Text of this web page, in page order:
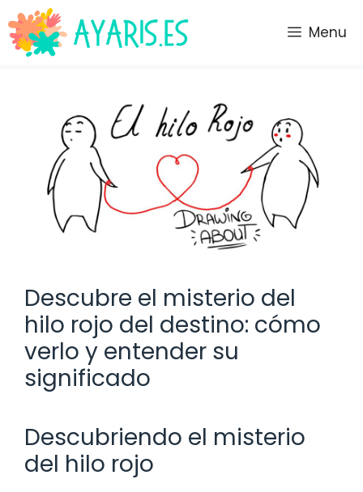
Saltar
al
contenido
Menu
Descubre el misterio del
hilo rojo del destino: cómo
verlo y entender su
significado
Descubriendo el misterio
del hilo rojo